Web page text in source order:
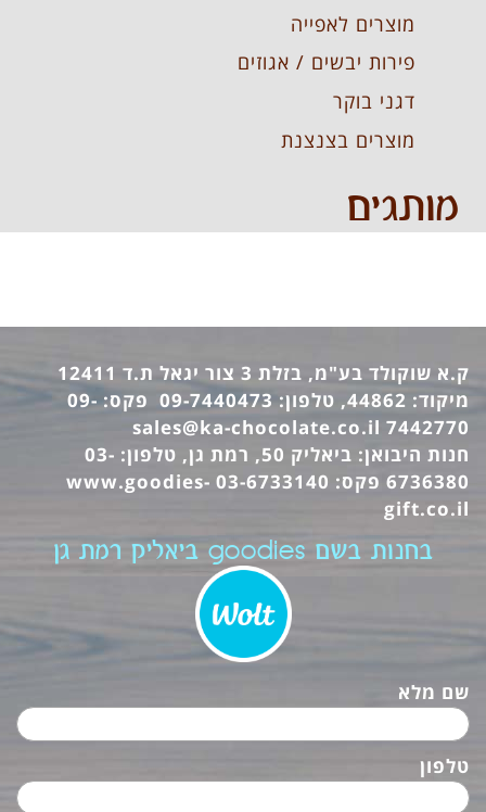
מוצרים לאפייה
פירות יבשים / אגוזים
דגני בוקר
מוצרים בצנצנת
מותגים
ק.א שוקולד בע"מ, בזלת 3 צור יגאל ת.ד 12411
מיקוד: 44862, טלפון: 09-7440473 פקס: 09-
7442770
sales@ka-chocolate.co.il
חנות היבואן: ביאליק 50, רמת גן, טלפון: 03-
6736380 פקס: 03-6733140
www.goodies-
gift.co.il
בחנות בשם goodies ביאליק רמת גן
שם מלא
טלפון